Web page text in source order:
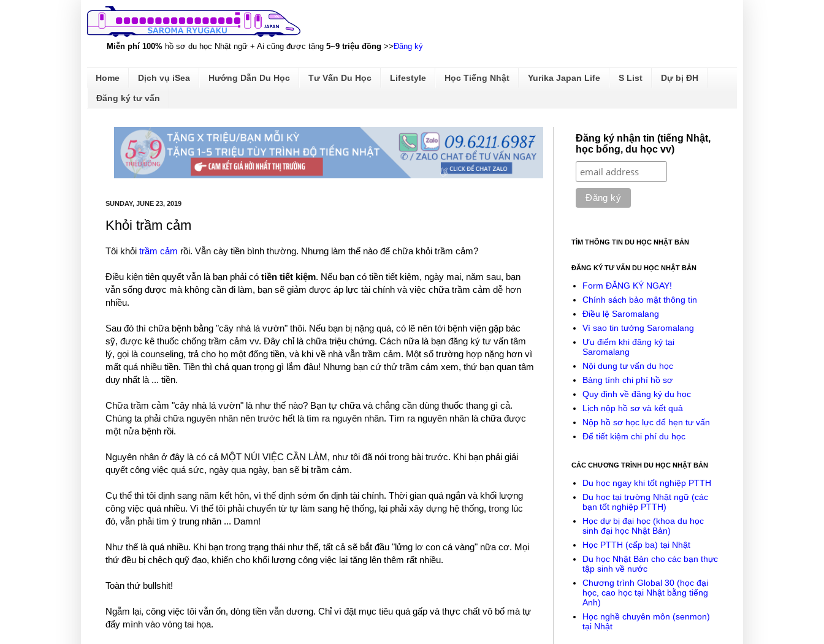
Miễn phí 100% hồ sơ du học Nhật ngữ + Ai cũng được tặng 5~9 triệu đồng >>Đăng ký
Home Dịch vụ iSea Hướng Dẫn Du Học Tư Vấn Du Học Lifestyle Học Tiếng Nhật Yurika Japan Life S List Dự bị ĐH
Đăng ký tư vấn
SUNDAY, JUNE 23, 2019
Khỏi trầm cảm
Tôi khỏi trầm cảm rồi. Vẫn cày tiền bình thường. Nhưng làm thế nào để chữa khỏi trầm cảm?
Điều kiện tiên quyết vẫn là bạn phải có tiền tiết kiệm. Nếu bạn có tiền tiết kiệm, ngày mai, năm sau, bạn
vẫn sống được mà không cần đi làm, bạn sẽ giảm được áp lực tài chính và việc chữa trầm cảm dễ hơn
nhiều.
Sau đó thì chữa bệnh bằng "cây nhà lá vườn" thôi. Nếu bạn bị nặng quá, có lẽ nên tới bệnh viện gặp bác
sỹ, được kê thuốc chống trầm cảm vv. Đây chỉ là chữa triệu chứng. Cách nữa là bạn đăng ký tư vấn tâm
lý, gọi là counseling, trả cho họ một đống tiền, và khi về nhà vẫn trầm cảm. Một số trường hợp nặng hơn vì
mất quá nhiều tiền. Tiền thì chả quan trọng gì lắm đâu! Nhưng bạn cứ thử trầm cảm xem, thứ bạn quan tâm
duy nhất là ... tiền.
Chữa trầm cảm "cây nhà lá vườn" là như thế nào? Bạn tự chữa và chẳng cần dùng thuốc thang gì cả.
Chúng ta phải chữa nguyên nhân nên trước hết là tìm ra nguyên nhân. Tìm ra nguyên nhân là chữa được
một nửa bệnh rồi.
Nguyên nhân ở đây là có cả MỘT NÚI VIỆC CẦN LÀM, như tôi đã nói trong bài trước. Khi bạn phải giải
quyết công việc quá sức, ngày qua ngày, bạn sẽ bị trầm cảm.
Cụ thể thì tôi định sang năm kết hôn, vì thế định sớm ổn định tài chính. Thời gian quá ngắn và khối lượng
công việc quá nhiều. Vì thế tôi phải chuyển từ tự làm sang hệ thống, lại phải xây dựng hệ thống, trong lúc
đó, vẫn phải tìm ý trung nhân ... Damn!
Như thế là quá nhiều. Khi bạn trong trạng thái như thế, tất cả sẽ bắt đầu "lửng lơ con cá vàng" nữa cơ. Mọi
thứ đều bị chệch quỹ đạo, khiến cho khối lượng công việc lại tăng lên thêm rất nhiều.
Toàn thứ bullshit!
Ngẫm lại, công việc tôi vẫn ổn, dòng tiền vẫn dương. Chỉ vì đặt mục tiêu quá gấp và thực chất vô bổ mà tự
đẩy mình vào vòng tai họa.
Đăng ký nhận tin (tiếng Nhật,
học bổng, du học vv)
TÌM THÔNG TIN DU HỌC NHẬT BẢN
ĐĂNG KÝ TƯ VẤN DU HỌC NHẬT BẢN
Form ĐĂNG KÝ NGAY!
Chính sách bảo mật thông tin
Điều lệ Saromalang
Vì sao tin tưởng Saromalang
Ưu điểm khi đăng ký tại
Saromalang
Nội dung tư vấn du học
Bảng tính chi phí hồ sơ
Quy định về đăng ký du học
Lịch nộp hồ sơ và kết quả
Nộp hồ sơ học lực để hẹn tư vấn
Để tiết kiệm chi phí du học
CÁC CHƯƠNG TRÌNH DU HỌC NHẬT BẢN
Du học ngay khi tốt nghiệp PTTH
Du học tại trường Nhật ngữ (các
bạn tốt nghiệp PTTH)
Học dự bị đại học (khoa du học
sinh đại học Nhật Bản)
Học PTTH (cấp ba) tại Nhật
Du học Nhật Bản cho các bạn thực
tập sinh về nước
Chương trình Global 30 (học đại
học, cao học tại Nhật bằng tiếng
Anh)
Học nghề chuyên môn (senmon)
tại Nhật